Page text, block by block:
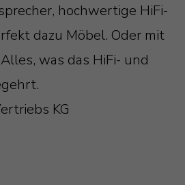
hochwertige HiFi-
dazu Möbel. Oder mit
was das HiFi- und
KG